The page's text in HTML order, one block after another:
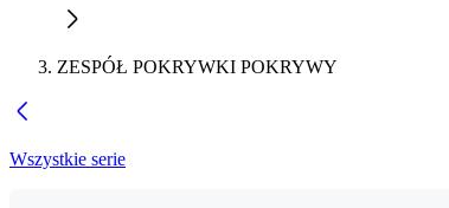
ZESPÓŁ POKRYWKI POKRYWY
Wszystkie serie